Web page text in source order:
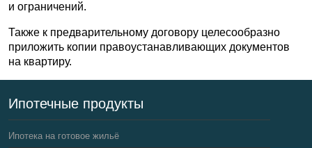
и ограничений.
Также к предварительному договору целесообразно
приложить копии правоустанавливающих документов
на квартиру.
Ипотечные продукты
Ипотека на готовое жильё